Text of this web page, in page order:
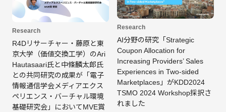
Research
R4Dリサーチャー・藤原と東
京大学（価値交換工学）のAri
Hautasaari氏と中條麟太郎氏
との共同研究の成果が「電子
情報通信学会メディアエクス
ペリエンス・バーチャル環境
基礎研究会」においてMVE賞
Research
AI分野の研究「Strategic
Coupon Allocation for
Increasing Providers’ Sales
Experiences in Two-sided
Marketplaces」がKDD2024
TSMO 2024 Workshop採択さ
れました